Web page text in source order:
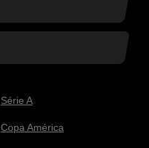
Série A
Copa América